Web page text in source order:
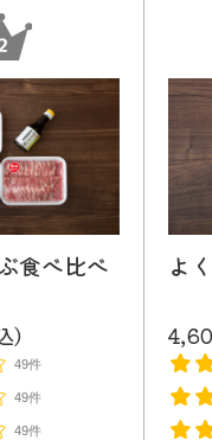
食べ比べ
)
49件
49件
49件
よ